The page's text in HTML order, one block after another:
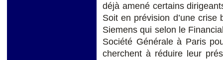
déjà amené certains
Soit en prévision d’une
Siemens qui selon le
Société Générale à Paris
cherchent à réduire leur